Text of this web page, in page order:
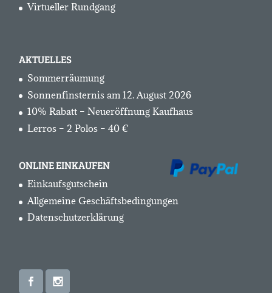
Virtueller Rundgang
AKTUELLES
Sommerräumung
Sonnenfinsternis am 12. August 2026
10% Rabatt – Neueröffnung Kaufhaus
Lerros – 2 Polos – 40 €
ONLINE EINKAUFEN
Einkaufsgutschein
Allgemeine Geschäftsbedingungen
Datenschutzerklärung